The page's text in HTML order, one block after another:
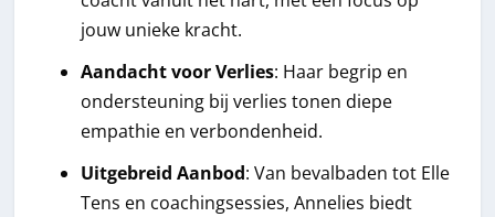
jouw unieke kracht.
Aandacht voor Verlies: Haar begrip en
ondersteuning bij verlies tonen diepe
empathie en verbondenheid.
Uitgebreid Aanbod: Van bevalbaden tot Elle
Tens en coachingsessies, Annelies biedt